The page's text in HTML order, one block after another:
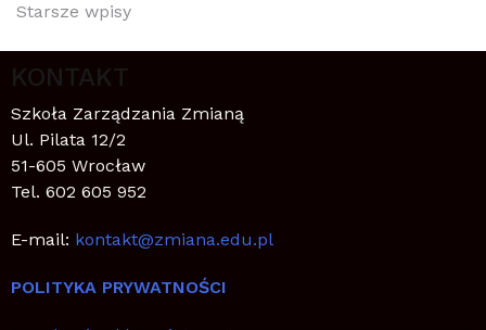
Starsze wpisy
KONTAKT
Szkoła Zarządzania Zmianą
Ul. Pilata 12/2
51-605 Wrocław
Tel. 602 605 952
E-mail: kontakt@zmiana.edu.pl
POLITYKA PRYWATNOŚCI